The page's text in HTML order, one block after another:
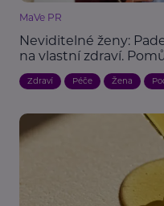
MaVe PR
Neviditelné ženy:
na vlastní zdraví.
Zdraví Péče Žena